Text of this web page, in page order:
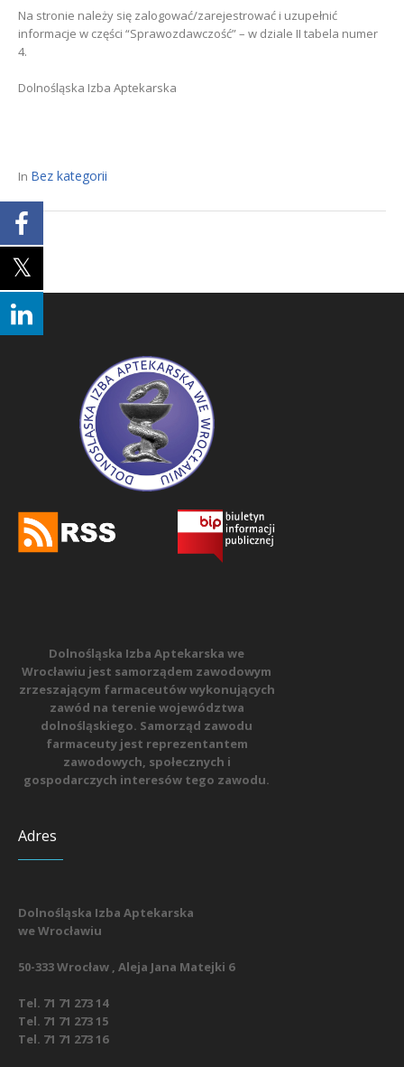
Na stronie należy się zalogować/zarejestrować i uzupełnić
informacje w części “Sprawozdawczość” – w dziale II tabela numer
4.
Dolnośląska Izba Aptekarska
In Bez kategorii
Dolnośląska Izba Aptekarska we
Wrocławiu jest samorządem zawodowym
zrzeszającym farmaceutów wykonujących
zawód na terenie województwa
dolnośląskiego. Samorząd zawodu
farmaceuty jest reprezentantem
zawodowych, społecznych i
gospodarczych interesów tego zawodu.
Adres
Dolnośląska Izba Aptekarska
we Wrocławiu
50-333 Wrocław , Aleja Jana Matejki 6
Tel. 71 71 273 14
Tel. 71 71 273 15
Tel. 71 71 273 16